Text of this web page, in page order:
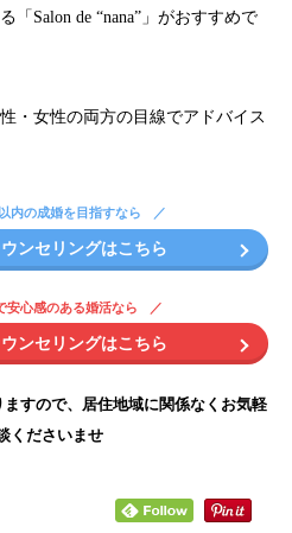
「Salon de “nana”」がおすすめで
・女性の両方の目線でアドバイス
内の成婚を目指すなら
ンセリングはこちら
安心感のある婚活なら
ンセリングはこちら
すので、居住地域に関係なくお気軽
くださいませ